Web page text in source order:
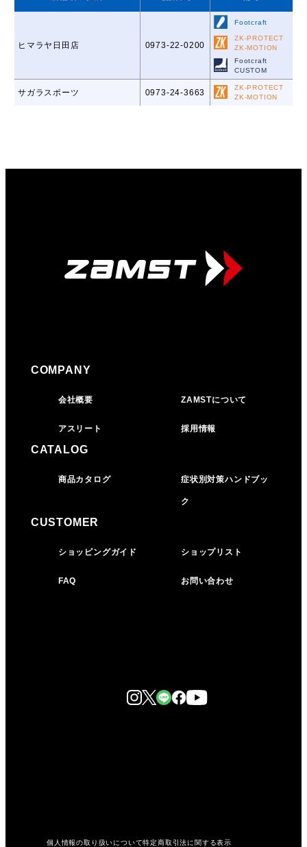
ヒマラヤ日田店 0973-22-0200
Footcraft
ZK-PROTECT
ZK-MOTION
Footcraft
CUSTOM
サガラスポーツ 0973-24-3663
ZK-PROTECT
ZK-MOTION
COMPANY
会社概要 ZAMSTについて
アスリート 採用情報
CATALOG
商品カタログ 症状別対策ハンドブッ
ク
CUSTOMER
ショッピングガイド ショップリスト
FAQ お問い合わせ
個人情報の取り扱いについて特定商取引法に関する表示